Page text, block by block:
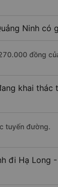
Ninh có
đồng
khai
tuyến đường.
đi Hạ Long